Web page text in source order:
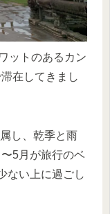
ットのあるカン
在してきまし
し、乾季と雨
5月が旅行のベ
ない上に過ごし